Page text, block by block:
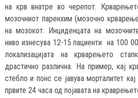
на крв внатре во черепот.
мозочниот паренхим (мозочно
на мозокот. Инциденцата на
ниво изнесува 12-15 пациенти на 100
локализацијата на крварењето
драстично различна. На пример, кај
стебло и понс се јавува морталитет
првите 24 часа од појавата на